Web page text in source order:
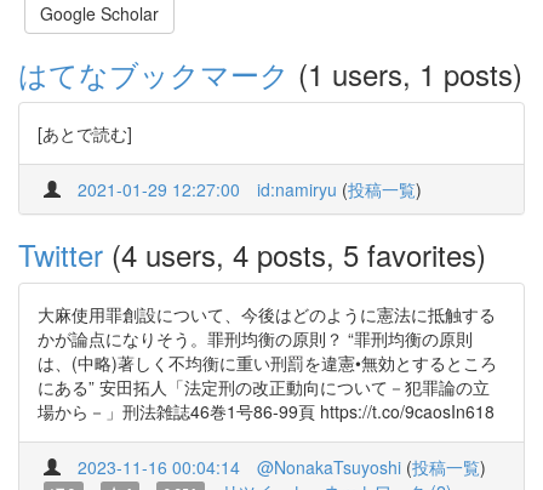
Google Scholar
はてなブックマーク (1 users, 1 posts)
[あとで読む]
2021-01-29 12:27:00 id:namiryu (投稿一覧)
Twitter (4 users, 4 posts, 5 favorites)
大麻使用罪創設について、今後はどのように憲法に抵触する
かが論点になりそう。罪刑均衡の原則？ “罪刑均衡の原則
は、(中略)著しく不均衡に重い刑罰を違憲•無効とするところ
にある” 安田拓人「法定刑の改正動向について－犯罪論の立
場から－」刑法雑誌46巻1号86-99頁 https://t.co/9caosIn618
2023-11-16 00:04:14 @NonakaTsuyoshi (投稿一覧)